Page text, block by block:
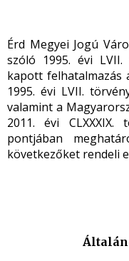
Érd Megyei Jogú
szóló 1995. évi
kapott felhatalmazás
1995. évi LVII.
valamint a
2011. évi
pontjában
következőket rendeli